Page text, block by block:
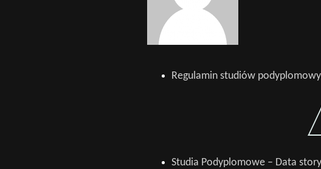
Regulamin studiów
Studia Podyplomowe – Data